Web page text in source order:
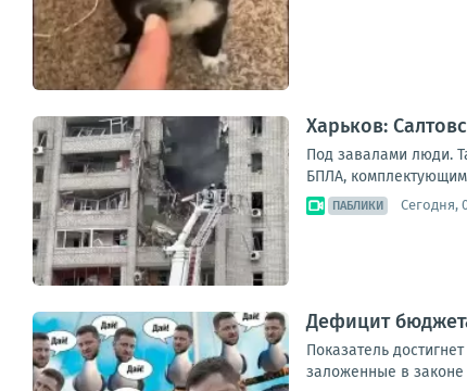
Харьков:
Под завалами люди.
БПЛА,
ПАБЛИКИ Сегодня,
Дефицит
Показатель
заложенные в законе